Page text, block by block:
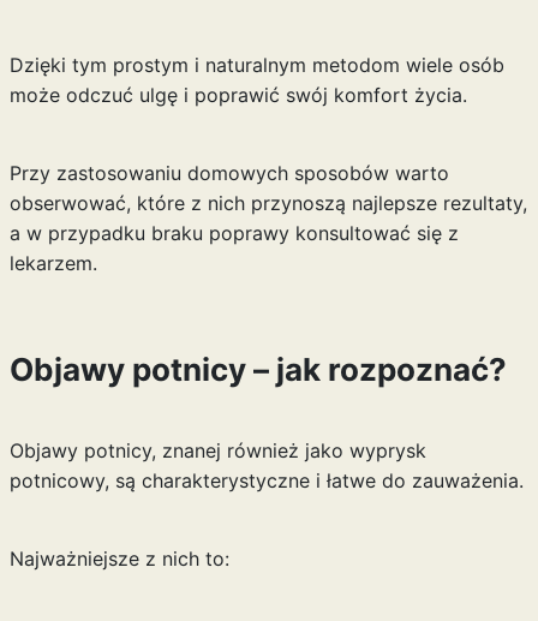
Dzięki tym prostym i naturalnym metodom wiele osób
może odczuć ulgę i poprawić swój komfort życia.
Przy zastosowaniu domowych sposobów warto
obserwować, które z nich przynoszą najlepsze rezultaty,
a w przypadku braku poprawy konsultować się z
lekarzem.
Objawy potnicy – jak rozpoznać?
Objawy potnicy, znanej również jako wyprysk
potnicowy, są charakterystyczne i łatwe do zauważenia.
Najważniejsze z nich to: